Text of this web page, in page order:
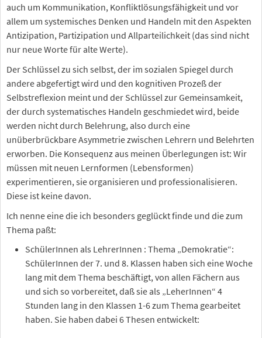
auch um Kommunikation, Konfliktlösungsfähigkeit und vor
allem um systemisches Denken und Handeln mit den Aspekten
Antizipation, Partizipation und Allparteilichkeit (das sind nicht
nur neue Worte für alte Werte).
Der Schlüssel zu sich selbst, der im sozialen Spiegel durch
andere abgefertigt wird und den kognitiven Prozeß der
Selbstreflexion meint und der Schlüssel zur Gemeinsamkeit,
der durch systematisches Handeln geschmiedet wird, beide
werden nicht durch Belehrung, also durch eine
unüberbrückbare Asymmetrie zwischen Lehrern und Belehrten
erworben. Die Konsequenz aus meinen Überlegungen ist: Wir
müssen mit neuen Lernformen (Lebensformen)
experimentieren, sie organisieren und professionalisieren.
Diese ist keine davon.
Ich nenne eine die ich besonders geglückt finde und die zum
Thema paßt:
SchülerInnen als LehrerInnen : Thema „Demokratie“:
SchülerInnen der 7. und 8. Klassen haben sich eine Woche
lang mit dem Thema beschäftigt, von allen Fächern aus
und sich so vorbereitet, daß sie als „LeherInnen“ 4
Stunden lang in den Klassen 1-6 zum Thema gearbeitet
haben. Sie haben dabei 6 Thesen entwickelt: